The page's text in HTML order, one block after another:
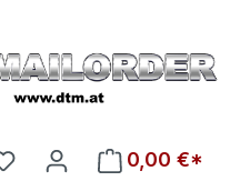
Du hast 0 Produkte auf
0,00 €*